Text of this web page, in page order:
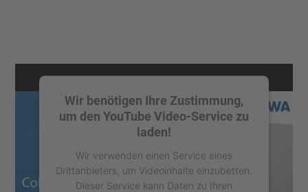
Wir benötigen Ihre Zustimmung,
um den YouTube Video-Service zu
laden!
Wir verwenden einen Service eines
Drittanbieters, um Videoinhalte einzubetten.
Dieser Service kann Daten zu Ihren